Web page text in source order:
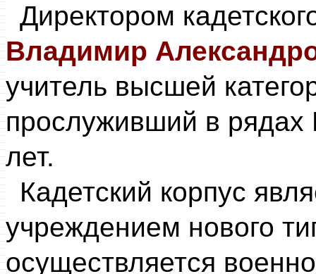
Директором
Владимир
учитель высшей
прослуживший в
лет.
Кадетский корпус
учреждением нового
осуществляется